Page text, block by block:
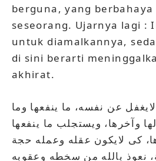
berguna, yang
seseorang. Ujarnya lagi :
untuk diamalkannya,
di sini berarti
akhirat.
عن نفسه، ما ينفعها وما
وآخرها، ويستجلب ما ينفعها
كى لايكون عقله وعمله حجة